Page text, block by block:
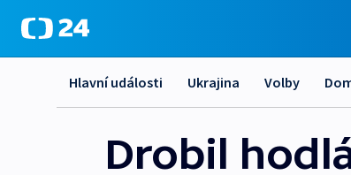
Hlavní události Ukrajina Volby
Drobil